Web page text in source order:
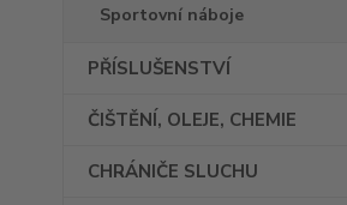
Sportovní náboje
PŘÍSLUŠENSTVÍ
ČIŠTĚNÍ, OLEJE, CHEMIE
CHRÁNIČE SLUCHU